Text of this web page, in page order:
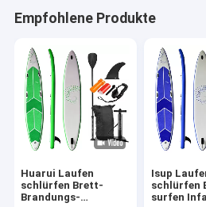
Empfohlene Produkte
Huarui Laufen
schlürfen Brett-
Brandungs-
Isup
schlürfen
surfen